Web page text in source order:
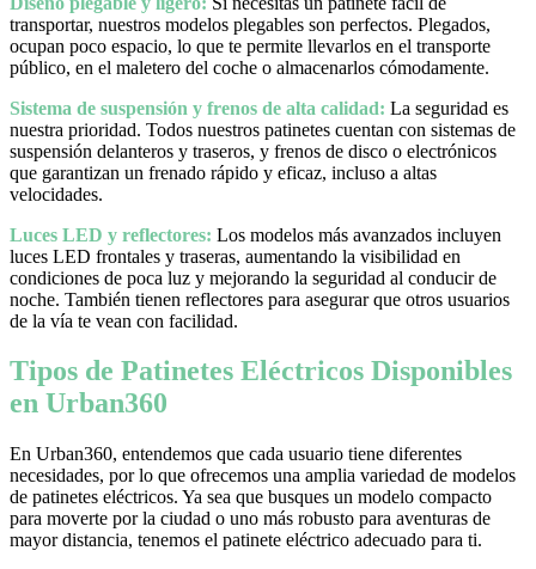
transportar, nuestros modelos plegables son perfectos. Plegados,
ocupan poco espacio, lo que te permite llevarlos en el transporte
público, en el maletero del coche o almacenarlos cómodamente.
Sistema de suspensión y frenos de alta calidad: La seguridad es
nuestra prioridad. Todos nuestros patinetes cuentan con sistemas de
suspensión delanteros y traseros, y frenos de disco o electrónicos
que garantizan un frenado rápido y eficaz, incluso a altas
velocidades.
Luces LED y reflectores: Los modelos más avanzados incluyen
luces LED frontales y traseras, aumentando la visibilidad en
condiciones de poca luz y mejorando la seguridad al conducir de
noche. También tienen reflectores para asegurar que otros usuarios
de la vía te vean con facilidad.
Tipos de Patinetes Eléctricos Disponibles
en Urban360
En Urban360, entendemos que cada usuario tiene diferentes
necesidades, por lo que ofrecemos una amplia variedad de modelos
de patinetes eléctricos. Ya sea que busques un modelo compacto
para moverte por la ciudad o uno más robusto para aventuras de
mayor distancia, tenemos el patinete eléctrico adecuado para ti.